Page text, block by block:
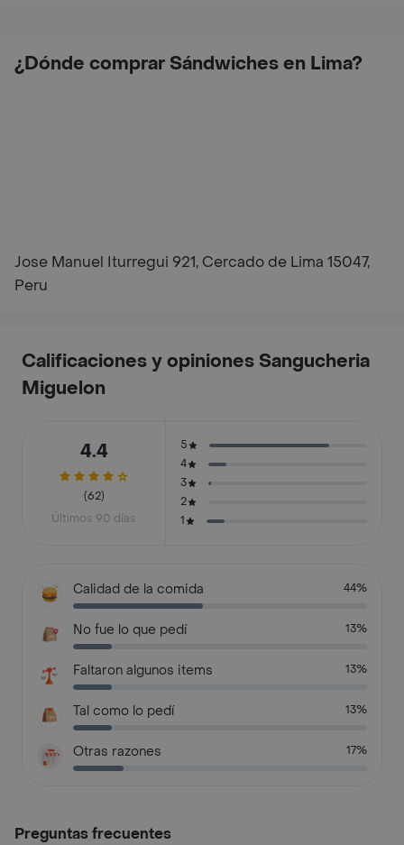
¿Dónde comprar Sándwiches en Lima?
Jose Manuel Iturregui 921, Cercado de Lima 15047,
Peru
Calificaciones y opiniones Sangucheria
Miguelon
4.4
(62)
Últimos 90 días
5
4
3
2
1
Calidad de la comida 44%
No fue lo que pedí 13%
Faltaron algunos items 13%
Tal como lo pedí 13%
Otras razones 17%
Preguntas frecuentes